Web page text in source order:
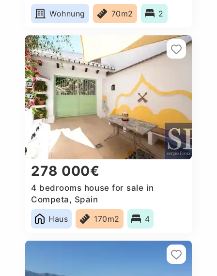
Wohnung
70m2 2
278 000€
4 bedrooms house for sale in
Competa, Spain
Haus
170m2 4